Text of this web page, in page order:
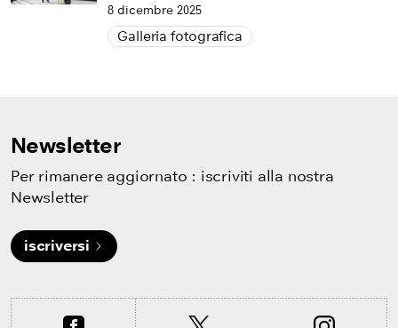
8 dicembre 2025
Galleria fotografica
Newsletter
Per rimanere aggiornato : iscriviti alla nostra
Newsletter
iscriversi